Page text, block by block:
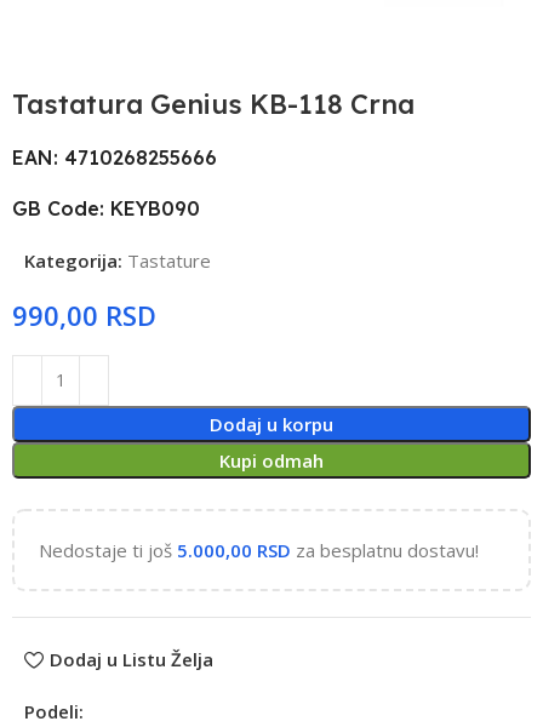
Tastatura Genius KB-118 Crna
EAN: 4710268255666
GB Code: KEYB090
Kategorija: Tastature
RSD
Dodaj u korpu
Kupi odmah
Nedostaje ti još 5.000,00 RSD za besplatnu dostavu!
Dodaj u Listu Želja
Podeli: